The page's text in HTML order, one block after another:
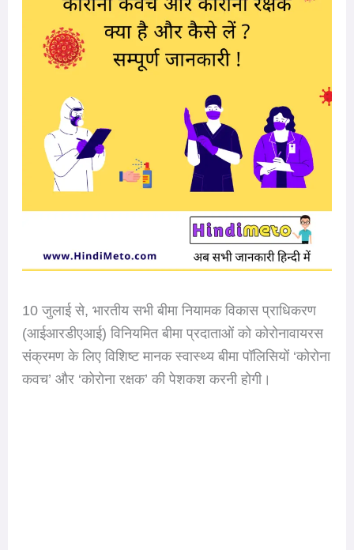
10 जुलाई से, भारतीय सभी बीमा नियामक विकास प्राधिकरण
(आईआरडीएआई) विनियमित बीमा प्रदाताओं को कोरोनावायरस
संक्रमण के लिए विशिष्ट मानक स्वास्थ्य बीमा पॉलिसियों ‘कोरोना
कवच’ और ‘कोरोना रक्षक’ की पेशकश करनी होगी।